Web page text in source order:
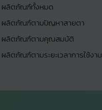
ผลิตภัณฑ์ทั้งหมด
ผลิตภัณฑ์ตามปัญหาสายตา
ผลิตภัณฑ์ตามคุณสมบัติ
ผลิตภัณฑ์ตามระยะเวลาการใช้งาน